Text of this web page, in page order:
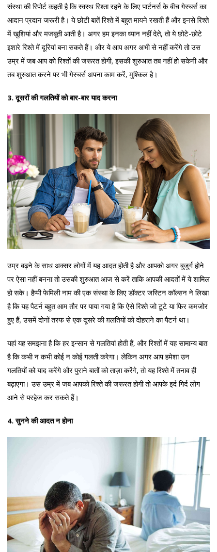
संस्था की रिपोर्ट कहती है कि स्वस्थ रिश्ता रहने के लिए पार्टनर्स के बीच गेस्चर्स का
आदान प्रदान जरूरी है। ये छोटी बातें रिश्ते में बहुत मायने रखती हैं और इनसे रिश्ते
में खुशियां और मजबूती आती है। अगर हम इनका ध्यान नहीं देते, तो ये छोटे-छोटे
इशारे रिश्ते में दूरियां बना सकते हैं। और ये आप अगर अभी से नहीं करेंगे तो उस
उम्र में जब आप को रिश्तों की जरूरत होगी, इसकी शुरुआत तब नहीं हो सकेगी और
तब शुरुआत करने पर भी गेस्चर्स अपना काम करें, मुश्किल है।
3. दूसरों की गलतियों को बार-बार याद करना
उम्र बढ़ने के साथ अक्सर लोगों में यह आदत होती है और आपको अगर बुजुर्ग होने
पर ऐसा नहीं बनना तो उसकी शुरुआत आज से करें ताकि आपकी आदतों में ये शामिल
हो सके। हैप्पी फेमिली नाम की एक संस्था के लिए डॉक्टर जस्टिन कॉल्सन ने लिखा
है कि यह पैटर्न बहुत आम तौर पर पाया गया है कि ऐसे रिश्ते जो टूटे या फिर कमजोर
हुए हैं, उसमें दोनों तरफ से एक दूसरे की ग़लतियों को दोहराने का पैटर्न था।
यहां यह समझना है कि हर इन्सान से गलतियां होती हैं, और रिश्तों में यह सामान्य बात
है कि कभी न कभी कोई न कोई गलती करेगा। लेकिन अगर आप हमेशा उन
गलतियों को याद करेंगे और पुराने बातों को ताज़ा करेंगे, तो यह रिश्ते में तनाव ही
बढ़ाएगा। उस उम्र में जब आपको रिश्ते की जरूरत होगी तो आपके इर्द गिर्द लोग
आने से परहेज कर सकते हैं।
4. सुनने की आदत न होना